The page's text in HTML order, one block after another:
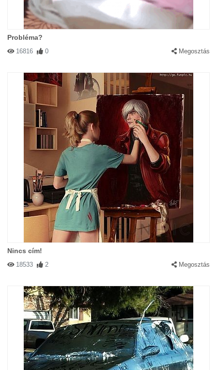
Probléma?
16816 0 Megosztás
Nincs cím!
18533 2 Megosztás